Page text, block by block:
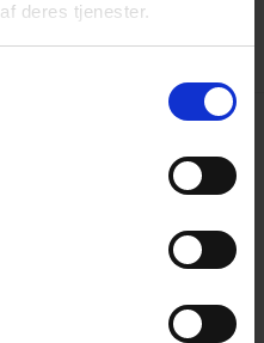
deres tjenester.